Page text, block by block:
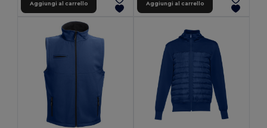
Aggiungi al carrello Aggiungi al carrello